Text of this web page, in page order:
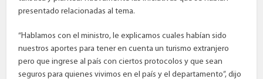
presentado relacionadas al tema.
“Hablamos con el ministro, le explicamos cuales habían sido
nuestros aportes para tener en cuenta un turismo extranjero
pero que ingrese al país con ciertos protocolos y que sean
seguros para quienes vivimos en el país y el departamento”, dijo